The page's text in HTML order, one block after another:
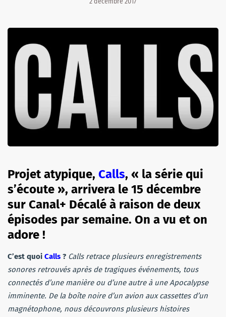
Projet atypique, Calls, « la série qui
s’écoute », arrivera le 15 décembre
sur Canal+ Décalé à raison de deux
épisodes par semaine. On a vu et on
adore !
C’est quoi Calls ? Calls retrace plusieurs enregistrements
sonores retrouvés après de tragiques événements, tous
connectés d’une manière ou d’une autre à une Apocalypse
imminente. De la boîte noire d’un avion aux cassettes d’un
magnétophone, nous découvrons plusieurs histoires